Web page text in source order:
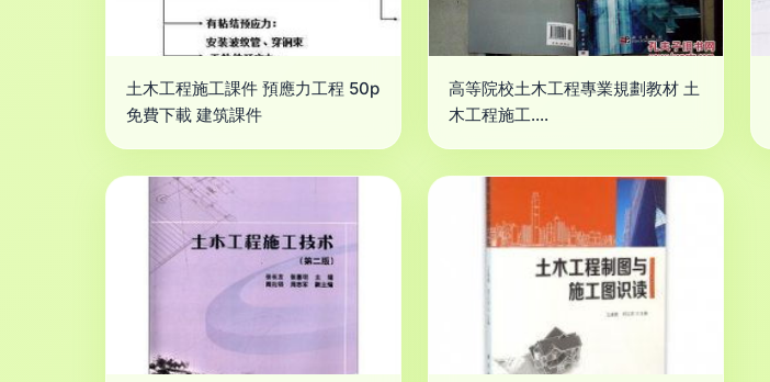
土木工程施工課件 預應力工程 50p
免費下載 建筑課件
高等院校土木工程專業規劃教材 土
木工程施工....